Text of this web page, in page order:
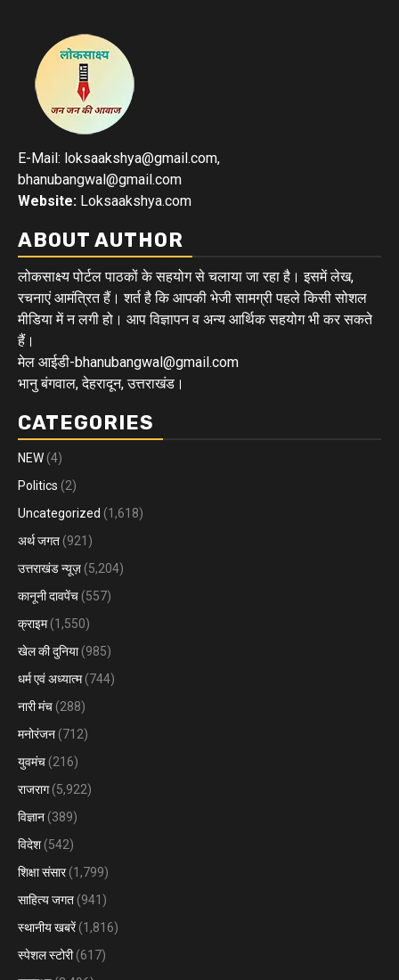
E-Mail: loksaakshya@gmail.com,
bhanubangwal@gmail.com
Website: Loksaakshya.com
ABOUT AUTHOR
लोकसाक्ष्य पोर्टल पाठकों के सहयोग से चलाया जा रहा है। इसमें लेख,
रचनाएं आमंत्रित हैं। शर्त है कि आपकी भेजी सामग्री पहले किसी सोशल
मीडिया में न लगी हो। आप विज्ञापन व अन्य आर्थिक सहयोग भी कर सकते
हैं।
मेल आईडी-bhanubangwal@gmail.com
भानु बंगवाल, देहरादून, उत्तराखंड।
CATEGORIES
NEW (4)
Politics (2)
Uncategorized (1,618)
अर्थ जगत (921)
उत्तराखंड न्यूज़ (5,204)
कानूनी दावपेंच (557)
क्राइम(1,550)
खेल की दुनिया(985)
धर्म एवं अध्यात्म(744)
नारी मंच (288)
मनोरंजन (712)
युवमंच (216)
राजराग(5,922)
विज्ञान (389)
विदेश (542)
शिक्षा संसार(1,799)
साहित्य जगत (941)
स्थानीय खबरें(1,816)
स्पेशल स्टोरी(617)